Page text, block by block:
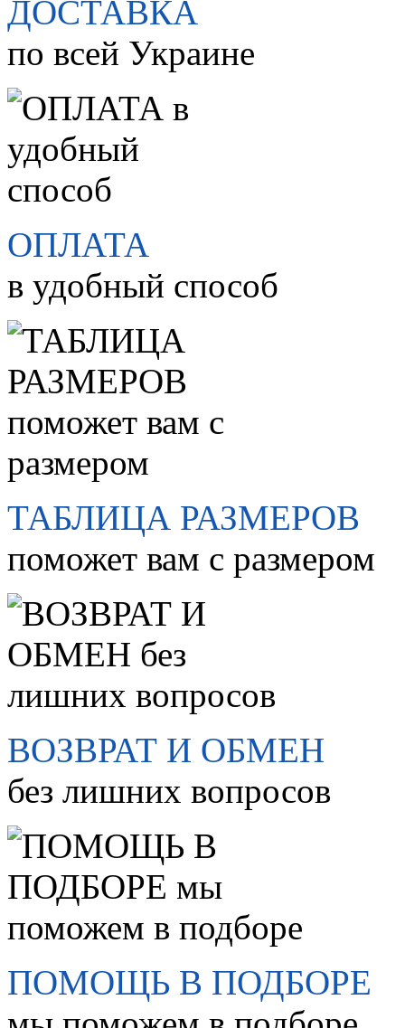
ДОСТАВКА
по всей Украине
ОПЛАТА
в удобный способ
ТАБЛИЦА РАЗМЕРОВ
поможет вам с размером
ВОЗВРАТ И ОБМЕН
без лишних вопросов
ПОМОЩЬ В ПОДБОРЕ